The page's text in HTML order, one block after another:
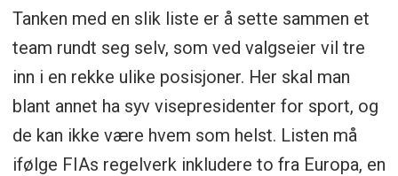
Tanken med en slik liste er å sette sammen et
team rundt seg selv, som ved valgseier vil tre
inn i en rekke ulike posisjoner. Her skal man
blant annet ha syv visepresidenter for sport, og
de kan ikke være hvem som helst. Listen må
ifølge FIAs regelverk inkludere to fra Europa, en